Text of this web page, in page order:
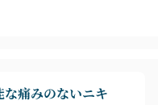
痛みのないニキ